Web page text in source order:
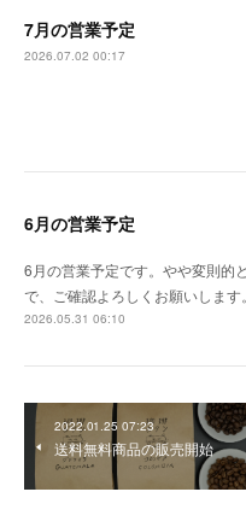
7月の営業予定
2026.07.02 00:17
6月の営業予定
6月の営業予定です。やや変則的
で、ご確認よろしくお願いします。
2026.05.31 06:10
2022.01.25 07:23
送料無料商品の販売開始